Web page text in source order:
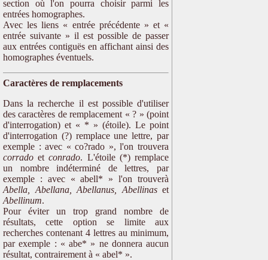
section où l'on pourra choisir parmi les
entrées homographes.
Avec les liens « entrée précédente » et «
entrée suivante » il est possible de passer
aux entrées contiguës en affichant ainsi des
homographes éventuels.
Caractères de remplacements
Dans la recherche il est possible d'utiliser
des caractères de remplacement « ? » (point
d'interrogation) et « * » (étoile). Le point
d'interrogation (?) remplace une lettre, par
exemple : avec « co?rado », l'on trouvera
corrado etconrado. L'étoile (*) remplace
un nombre indéterminé de lettres, par
exemple : avec « abell* » l'on trouverà
Abella, Abellana, Abellanus, Abellinaset
Abellinum.
Pour éviter un trop grand nombre de
résultats, cette option se limite aux
recherches contenant 4 lettres au minimum,
par exemple : « abe* » ne donnera aucun
résultat, contrairement à « abel* ».